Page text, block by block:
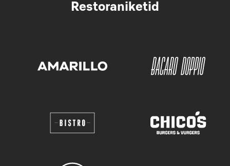
Restoraniketid